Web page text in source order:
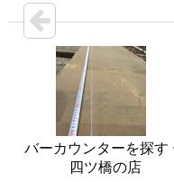
バーカウンターを探す
四ツ橋の店